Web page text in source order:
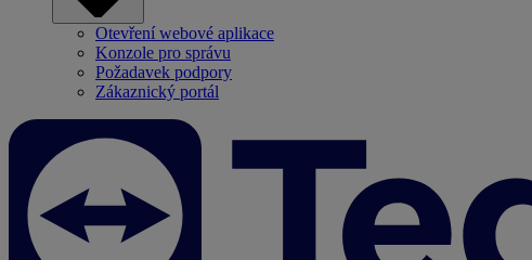
Otevření webové aplikace
Konzole pro správu
Požadavek podpory
Zákaznický portál